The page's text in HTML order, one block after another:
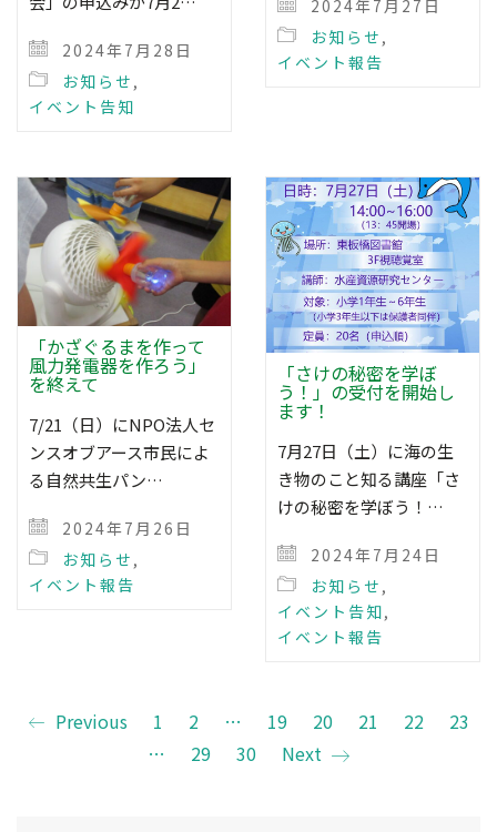
2024年7月28日
お知らせ ,
イベント告知
2024年7月27日
お知らせ ,
イベント報告
「かざぐるまを作って
風力発電器を作ろう」
を終えて
7/21（日）にNPO法人セ
ンスオブアース市民によ
る自然共生パン…
2024年7月26日
お知らせ ,
イベント報告
「さけの秘密を学ぼ
う！」の受付を開始し
ます！
7月27日（土）に海の生
き物のこと知る講座「さ
けの秘密を学ぼう！…
2024年7月24日
お知らせ ,
イベント告知,
イベント報告
Previous 1 2 … 19 20 21 22
23
…
29 30 Next